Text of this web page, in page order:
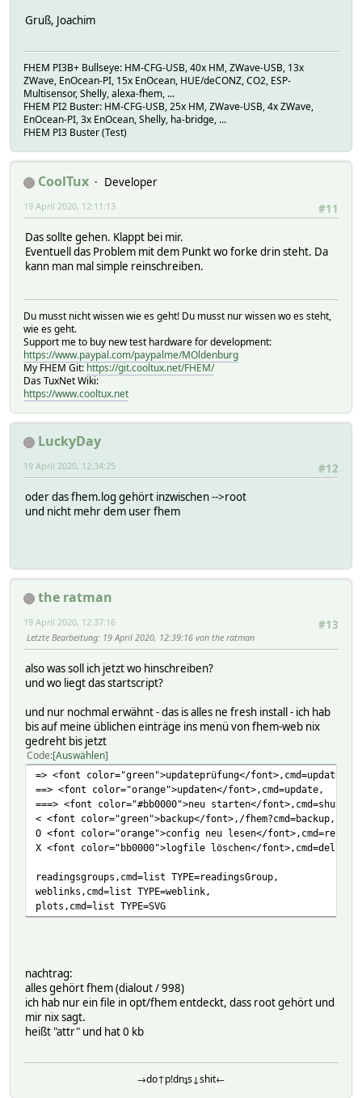
Gruß, Joachim
FHEM PI3B+ Bullseye: HM-CFG-USB, 40x HM, ZWave-USB, 13x
ZWave, EnOcean-PI, 15x EnOcean, HUE/deCONZ, CO2, ESP-
Multisensor, Shelly, alexa-fhem, ...
FHEM PI2 Buster: HM-CFG-USB, 25x HM, ZWave-USB, 4x ZWave,
EnOcean-PI, 3x EnOcean, Shelly, ha-bridge, ...
FHEM PI3 Buster (Test)
CoolTux
Developer
#11
19 April 2020, 12:11:13
Das sollte gehen. Klappt bei mir.
Eventuell das Problem mit dem Punkt wo forke drin steht. Da
kann man mal simple reinschreiben.
Du musst nicht wissen wie es geht! Du musst nur wissen wo es steht,
wie es geht.
Support me to buy new test hardware for development:
https://www.paypal.com/paypalme/MOldenburg
My FHEM Git: https://git.cooltux.net/FHEM/
Das TuxNet Wiki:
https://www.cooltux.net
LuckyDay
#12
19 April 2020, 12:34:25
oder das fhem.log gehört inzwischen -->root
und nicht mehr dem user fhem
the ratman
#13
19 April 2020, 12:37:16
Letzte Bearbeitung: 19 April 2020, 12:39:16 von the ratman
also was soll ich jetzt wo hinschreiben?
und wo liegt das startscript?
und nur nochmal erwähnt - das is alles ne fresh install - ich hab
bis auf meine üblichen einträge ins menü von fhem-web nix
gedreht bis jetzt
Code Auswählen
=> <font color="green">updateprüfung</
==> <font color="orange">updaten</font>,cmd=update,
===> <font color="#bb0000">neu starten</
< <font color="green">backup</font>,/fhem?cmd=backup,
O <font color="orange">config neu lesen</
X <font color="bb0000">logfile löschen</font>,cmd=dellog,
readingsgroups,cmd=list TYPE=readingsGroup,
weblinks,cmd=list TYPE=weblink,
plots,cmd=list TYPE=SVG
nachtrag:
alles gehört fhem (dialout / 998)
ich hab nur ein file in opt/fhem entdeckt, dass root gehört und
mir nix sagt.
heißt "attr" und hat 0 kb
→do↑p!dnʇs↓shit←